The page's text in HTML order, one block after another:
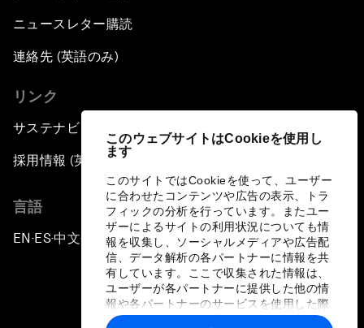
このウェブサイトはCookieを使用し
ます
このサイトではCookieを使って、ユーザー
に合わせたコンテンツや広告の表示、トラ
フィックの分析を行っています。またユー
ザーによるサイトの利用状況についても情
報を収集し、ソーシャルメディアや広告配
信、データ解析の各パートナーに情報を共
有しています。ここで収集された情報は、
ユーザーが各パートナーに提供した他の情
報や各パートナーのサービスを使用した際
に収集された情報と組み合わされ、各パー
ニュースレター購読
連絡先 (英語のみ)
リンク
サステナビリティへの取り組み
採用情報 (英語のみ)
言語
EN ▪ES▪中文▪ 日本語